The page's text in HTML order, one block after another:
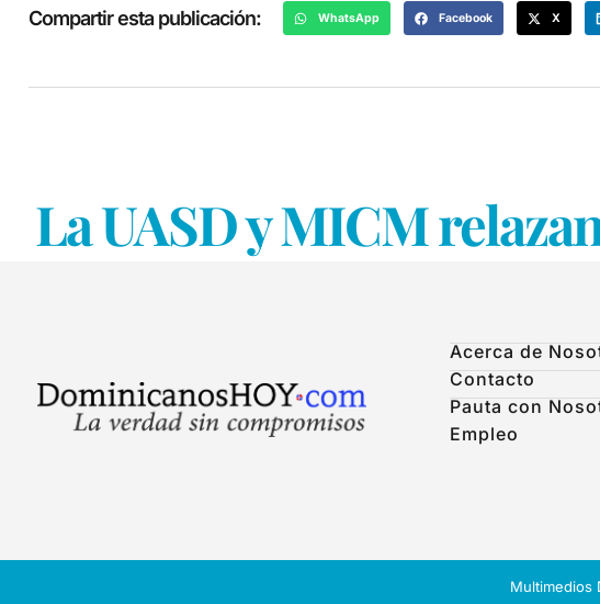
Compartir esta publicación: WhatsApp Facebook X
La UASD y MICM
Acerca de
Contacto
Pauta con
Empleo
Multimedios